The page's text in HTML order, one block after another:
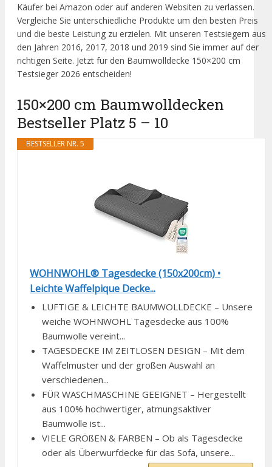
Käufer bei Amazon oder auf anderen Websiten zu verlassen.
Vergleiche Sie unterschiedliche Produkte um den besten Preis
und die beste Leistung zu erzielen. Mit unseren Testsiegern aus
den Jahren 2016, 2017, 2018 und 2019 sind Sie immer auf der
richtigen Seite. Jetzt für den Baumwolldecke 150×200 cm
Testsieger 2026 entscheiden!
150×200 cm Baumwolldecken
Bestseller Platz 5 – 10
BESTSELLER NR. 5
WOHNWOHL® Tagesdecke (150x200cm) •
Leichte Waffelpique Decke...
LUFTIGE & LEICHTE BAUMWOLLDECKE – Unsere
weiche WOHNWOHL Tagesdecke aus 100%
Baumwolle vereint...
TAGESDECKE IM ZEITLOSEN DESIGN – Mit dem
Waffelmuster und der großen Auswahl an
verschiedenen...
FÜR WASCHMASCHINE GEEIGNET – Hergestellt
aus 100% hochwertiger, atmungsaktiver
Baumwolle ist...
VIELE GRÖßEN & FARBEN – Ob als Tagesdecke
oder als Überwurfdecke für das Sofa, unsere...